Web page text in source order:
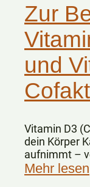
Zur
und
Vitamin D3
dein Körper
aufnimmt –
„weiß“ nicht,
Mehr lesen